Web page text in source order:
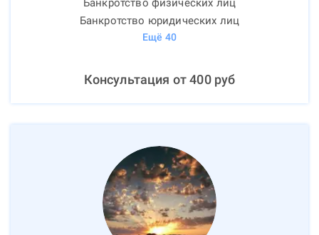
Банкротство физических лиц
Банкротство юридических лиц
Ещё 40
Консультация от400руб